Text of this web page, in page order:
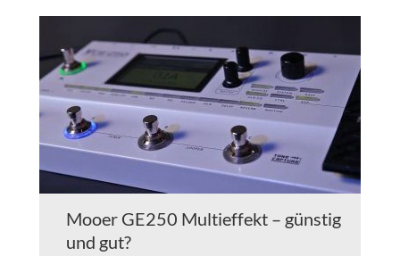
Mooer GE250 Multieffekt – günstig
und gut?